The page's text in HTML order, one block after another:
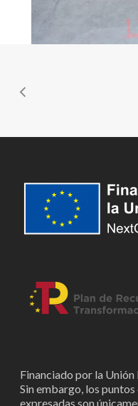
Financiado por la Unión
Sin embargo, los
expresadas son